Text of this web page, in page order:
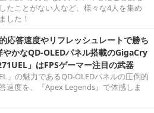
たことがない人など、様々な4人を集め
した！
応答速度やリフレッシュレートで勝ち
やかなQD-OLEDパネル搭載のGigaCry
」はFPSゲーマー注目の武器
」の魅力であるQD-OLEDパネルの圧倒的
速度を、『Apex Legends』で体感しま